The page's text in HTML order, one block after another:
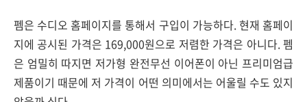
펨은 수디오 홈페이지를 통해서 구입이 가능하다. 현재 홈페이
지에 공시된 가격은 169,000원으로 저렴한 가격은 아니다. 펨
은 엄밀히 따지면 저가형 완전무선 이어폰이 아닌 프리미엄급
제품이기 때문에 저 가격이 어떤 의미에서는 어울릴 수도 있지